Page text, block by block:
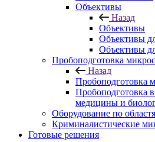
Объективы
Назад
Объективы
Объективы
Объективы
Пробоподготовка
Назад
Пробоподготовка
Пробоподготовка
медицины и
Оборудование по
Криминалистические
Готовые решения